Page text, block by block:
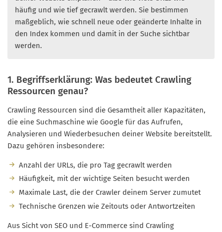
häufig und wie tief gecrawlt werden. Sie bestimmen
maßgeblich, wie schnell neue oder geänderte Inhalte in
den Index kommen und damit in der Suche sichtbar
werden.
1. Begriffserklärung: Was bedeutet Crawling
Ressourcen genau?
Crawling Ressourcen sind die Gesamtheit aller Kapazitäten,
die eine Suchmaschine wie Google für das Aufrufen,
Analysieren und Wiederbesuchen deiner Website bereitstellt.
Dazu gehören insbesondere:
Anzahl der URLs, die pro Tag gecrawlt werden
Häufigkeit, mit der wichtige Seiten besucht werden
Maximale Last, die der Crawler deinem Server zumutet
Technische Grenzen wie Zeitouts oder Antwortzeiten
Aus Sicht von SEO und E-Commerce sind Crawling